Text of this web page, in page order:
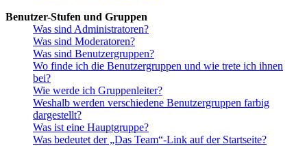
Benutzer-Stufen und Gruppen
Was sind Administratoren?
Was sind Moderatoren?
Was sind Benutzergruppen?
Wo finde ich die Benutzergruppen und wie trete ich ihnen
bei?
Wie werde ich Gruppenleiter?
Weshalb werden verschiedene Benutzergruppen farbig
dargestellt?
Was ist eine Hauptgruppe?
Was bedeutet der „Das Team“-Link auf der Startseite?